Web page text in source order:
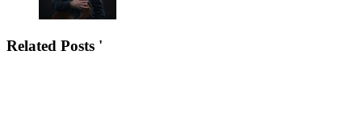
Related Posts '